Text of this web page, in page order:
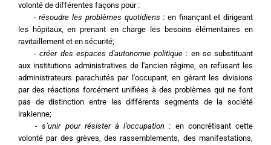
volonté de différentes façons pour :
	-
résoudre les problèmes quotidiens : en finançant et dirigeant
les hôpitaux, en prenant en charge les besoins élémentaires en
ravitaillement et en sécurité;
	-
créer des espaces d'autonomie politique : en se substituant
aux institutions administratives de l'ancien régime, en refusant les
administrateurs parachutés par l'occupant, en gérant les divisions
par des réactions forcément unifiées à des problèmes qui ne font
pas de distinction entre les différents segments de la société
irakienne;
	-
s’unir pour résister à l’occupation : en concrétisant cette
volonté par des grèves, des rassemblements, des manifestations,